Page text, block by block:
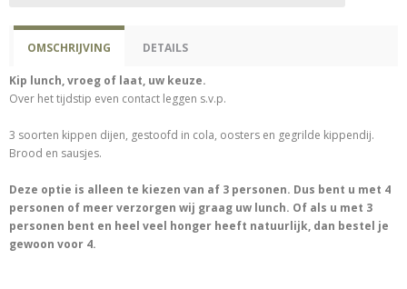
OMSCHRIJVING DETAILS
Kip lunch, vroeg of laat, uw keuze.
Over het tijdstip even contact leggen s.v.p.
3 soorten kippen dijen, gestoofd in cola, oosters en gegrilde kippendij.
Brood en sausjes.
Deze optie is alleen te kiezen van af 3 personen. Dus bent u met 4
personen of meer verzorgen wij graag uw lunch. Of als u met 3
personen bent en heel veel honger heeft natuurlijk, dan bestel je
gewoon voor 4.